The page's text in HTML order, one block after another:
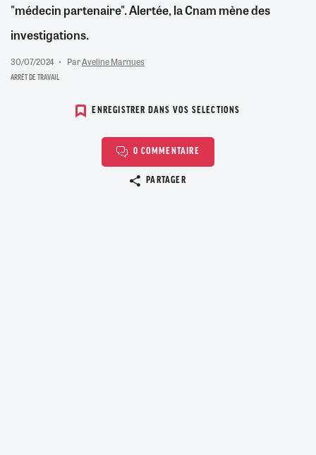
"médecin partenaire". Alertée, la Cnam mène des
investigations.
30/07/2024 ParAveline Marques
ARRÊT DE TRAVAIL
ENREGISTRER DANS VOS SELECTIONS
0 COMMENTAIRE
PARTAGER